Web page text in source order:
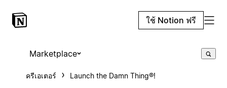
ใช้ Notion ฟรี
Marketplace
ครีเอเตอร์ Launch the Damn Thing®!